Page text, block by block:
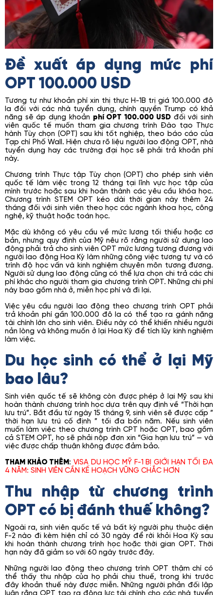
Đề xuất áp dụng mức phí
OPT 100.000 USD
Tương tự như khoản phí xin thị thực H-1B trị giá 100.000 đô
la đối với các nhà tuyển dụng, chính quyền Trump có khả
năng sẽ áp dụng khoản phí OPT 100.000 USDđối với sinh
viên quốc tế muốn tham gia chương trình Đào tạo Thực
hành Tùy chọn (OPT) sau khi tốt nghiệp, theo báo cáo của
Tạp chí Phố Wall. Hiện chưa rõ liệu người lao động OPT, nhà
tuyển dụng hay các trường đại học sẽ phải trả khoản phí
này.
Chương trình Thực tập Tùy chọn (OPT) cho phép sinh viên
quốc tế làm việc trong 12 tháng tại lĩnh vực học tập của
mình trước hoặc sau khi hoàn thành các yêu cầu khóa học.
Chương trình STEM OPT kéo dài thời gian này thêm 24
tháng đối với sinh viên theo học các ngành khoa học, công
nghệ, kỹ thuật hoặc toán học.
Mặc dù không có yêu cầu về mức lương tối thiểu hoặc cơ
bản, nhưng quy định của Mỹ nêu rõ rằng người sử dụng lao
động phải trả cho sinh viên OPT mức lương tương đương với
người lao động Hoa Kỳ làm những công việc tương tự và có
trình độ học vấn và kinh nghiệm chuyên môn tương đương.
Người sử dụng lao động cũng có thể lựa chọn chi trả các chi
phí khác cho người tham gia chương trình OPT. Những chi phí
này bao gồm nhà ở, miễn học phí và đi lại.
Việc yêu cầu người lao động theo chương trình OPT phải
trả khoản phí gần 100.000 đô la có thể tạo ra gánh nặng
tài chính lớn cho sinh viên. Điều này có thể khiến nhiều người
nản lòng và không muốn ở lại Hoa Kỳ để tích lũy kinh nghiệm
làm việc.
Du học sinh có thể ở lại Mỹ
bao lâu?
Sinh viên quốc tế sẽ không còn được phép ở lại Mỹ sau khi
hoàn thành chương trình học dựa trên quy định về “Thời hạn
lưu trú”. Bắt đầu từ ngày 15 tháng 9, sinh viên sẽ được cấp ”
thời hạn lưu trú cố định ” tối đa bốn năm. Nếu sinh viên
muốn làm việc theo chương trình CPT hoặc OPT, bao gồm
cả STEM OPT, họ sẽ phải nộp đơn xin “Gia hạn lưu trú” — và
việc được chấp thuận không được đảm bảo.
THAM KHẢO THÊM :VISA DU HỌC MỸ F-1 BỊ GIỚI HẠN TỐI ĐA
4 NĂM: SINH VIÊN CẦN KẾ HOẠCH VỮNG CHẮC HƠN
Thu nhập từ chương trình
OPT có bị đánh thuế không?
Ngoài ra, sinh viên quốc tế và bất kỳ người phụ thuộc diện
F-2 nào đi kèm hiện chỉ có 30 ngày để rời khỏi Hoa Kỳ sau
khi hoàn thành chương trình học hoặc thời gian OPT. Thời
hạn này đã giảm so với 60 ngày trước đây.
Những người lao động theo chương trình OPT thậm chí có
thể thấy thu nhập của họ phải chịu thuế, trong khi trước
đây khoản thuế này được miễn. Những người phản đối lập